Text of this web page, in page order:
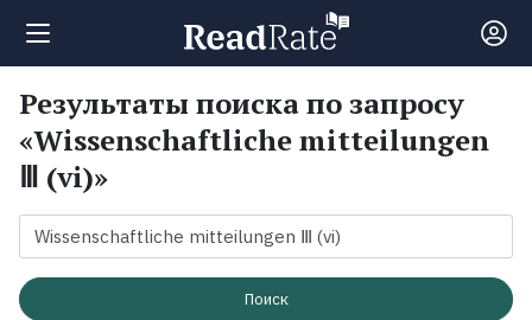
Поиск
Новости
Рейтинги
Результаты поиска по запросу
«Wissenschaftliche mitteilungen
Ⅲ (vi)»
Поиск